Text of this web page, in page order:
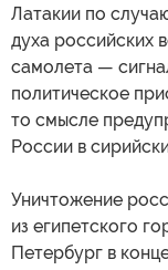
Латакии по
духа российских
самолета —
политическое
то смысле
России в
Уничтожение
из египетского
Петербург в